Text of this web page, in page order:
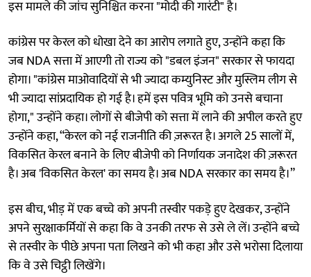
इस मामले की जांच सुनिश्चित करना "मोदी की गारंटी" है।
कांग्रेस पर केरल को धोखा देने का आरोप लगाते हुए, उन्होंने कहा कि
जब NDA सत्ता में आएगी तो राज्य को "डबल इंजन" सरकार से फायदा
होगा। "कांग्रेस माओवादियों से भी ज्यादा कम्युनिस्ट और मुस्लिम लीग से
भी ज्यादा सांप्रदायिक हो गई है। हमें इस पवित्र भूमि को उनसे बचाना
होगा," उन्होंने कहा। लोगों से बीजेपी को सत्ता में लाने की अपील करते हुए
उन्होंने कहा, “केरल को नई राजनीति की ज़रूरत है। अगले 25 सालों में,
विकसित केरल बनाने के लिए बीजेपी को निर्णायक जनादेश की ज़रूरत
है। अब 'विकसित केरल' का समय है। अब NDA सरकार का समय है।”
इस बीच, भीड़ में एक बच्चे को अपनी तस्वीर पकड़े हुए देखकर, उन्होंने
अपने सुरक्षाकर्मियों से कहा कि वे उनकी तरफ से उसे ले लें। उन्होंने बच्चे
से तस्वीर के पीछे अपना पता लिखने को भी कहा और उसे भरोसा दिलाया
कि वे उसे चिट्ठी लिखेंगे।